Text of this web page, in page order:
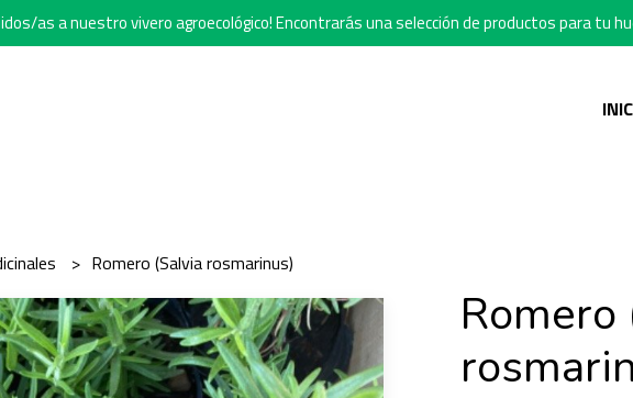
as a nuestro vivero agroecológico! Encontrarás una selección de productos para tu
Romero (Salvia rosmarinus)
Romero